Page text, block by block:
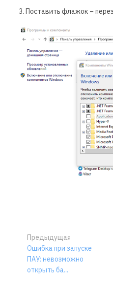
3. Поставить флажок –
Предыдущая
Ошибка при запуске
ПАУ: невозможно
открыть ба...